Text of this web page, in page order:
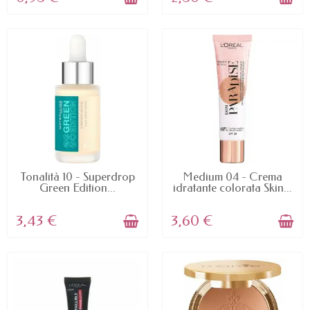
AVAILABLE
Tonalità 10 - Superdrop
Green Edition...
3,43 €
AVAILABLE
Medium 04 - Crema
idratante colorata Skin...
3,60 €